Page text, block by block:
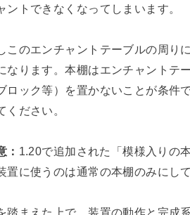
ントできなくなってしまいます。
このエンチャントテーブルの周り
なります。本棚はエンチャントテ
ロック等）を置かないことが条件
ください。
： 1.20で追加された「模様入りの
置に使うのは通常の本棚のみにし
踏まえた上で、装置の動作と完成